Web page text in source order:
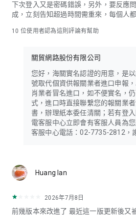
下次登入又是密碼錯誤，另外，要反應
成，立刻告知超過時間需重來，每個人
10 位使用者認為這則評論有幫助
關貿網路股份有限公司
您好，海關實名認證的用意，是
號取代個資供報關業者進口申報
肖業者冒名進口，如不便實名，
式，進口時直接聯繫您的報關業
書，辦理紙本委任清關；若有登
電客服中心立即會有客服人員為
客服中心電話：02-7735-2812，
Huang Ian
2026年7月8日
前幾版本來改進了 最近這一版更新後又